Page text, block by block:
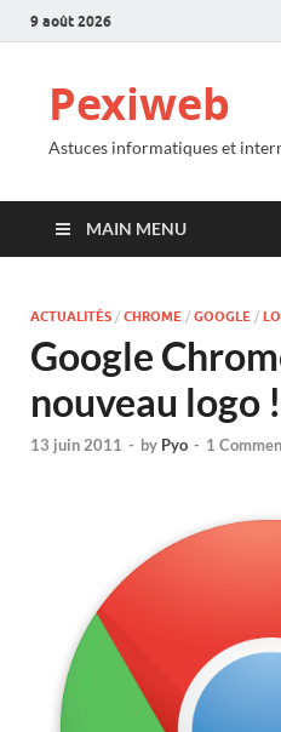
9 août 2026
Pexiweb
Astuces informatiques et
MAIN MENU
ACTUALITÉS / CHROME / GOOGLE /
Google
nouveau logo !
13 juin 2011 - by Pyo - 1